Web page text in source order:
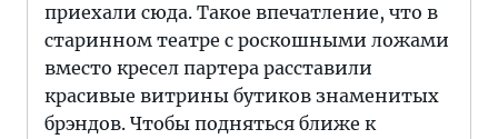
приехали сюда. Такое впечатление, что в
старинном театре с роскошными ложами
вместо кресел партера расставили
красивые витрины бутиков знаменитых
брэндов. Чтобы подняться ближе к